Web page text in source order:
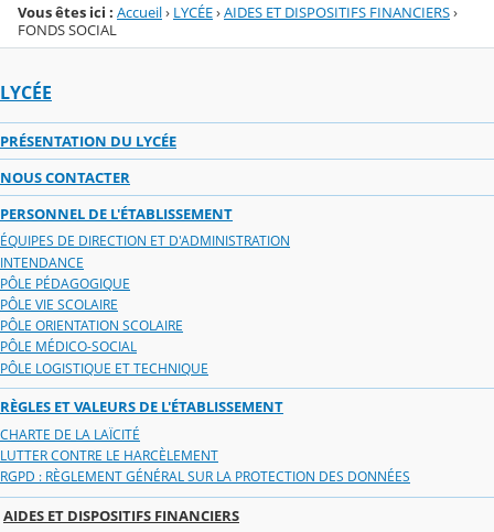
Vous êtes ici : Accueil› LYCÉE›AIDES ET DISPOSITIFS FINANCIERS›
FONDS SOCIAL
LYCÉE
PRÉSENTATION DU LYCÉE
NOUS CONTACTER
PERSONNEL DE L'ÉTABLISSEMENT
ÉQUIPES DE DIRECTION ET D'ADMINISTRATION
INTENDANCE
PÔLE PÉDAGOGIQUE
PÔLE VIE SCOLAIRE
PÔLE ORIENTATION SCOLAIRE
PÔLE MÉDICO-SOCIAL
PÔLE LOGISTIQUE ET TECHNIQUE
RÈGLES ET VALEURS DE L'ÉTABLISSEMENT
CHARTE DE LA LAÏCITÉ
LUTTER CONTRE LE HARCÈLEMENT
RGPD : RÈGLEMENT GÉNÉRAL SUR LA PROTECTION DES DONNÉES
AIDES ET DISPOSITIFS FINANCIERS